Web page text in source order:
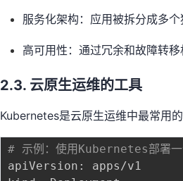
服务化架构：应用被拆分成多
高可用性：通过冗余和故障转移
2.3. 云原生运维的工具
Kubernetes是云原生运维中最常用
# 示例：使用Kubernetes部署一
apiVersion: apps/v1